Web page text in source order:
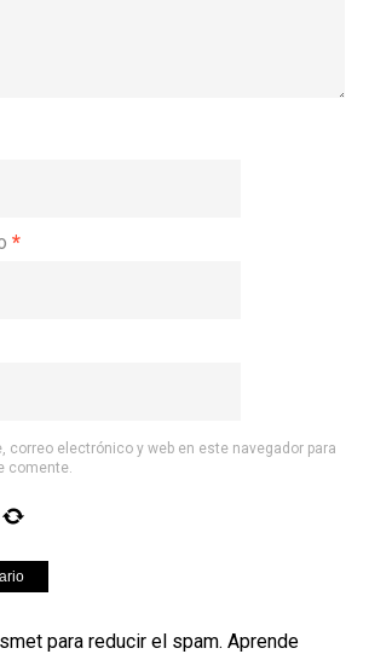
*
correo electrónico y web en este navegador para
comente.
para reducir el spam. Aprende